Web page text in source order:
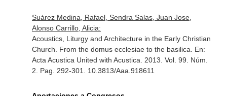
Suárez Medina, Rafael, Sendra Salas, Juan Jose,
Alonso Carrillo, Alicia:
Acoustics, Liturgy and Architecture in the Early Christian
Church. From the domus ecclesiae to the basilica. En:
Acta Acustica United with Acustica . 2013. Vol. 99. Núm.
2. Pag. 292-301. 10.3813/Aaa.918611